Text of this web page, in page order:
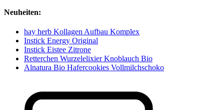
Neuheiten:
hay herb Kollagen Aufbau Komplex
Instick Energy Original
Instick Eistee Zitrone
Retterchen Wurzelelixier Knoblauch Bio
Alnatura Bio Hafercookies Vollmilchschoko